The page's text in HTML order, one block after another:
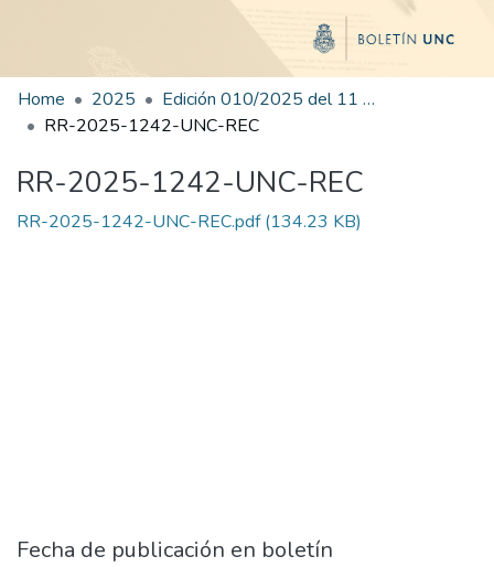
Home 2025
Edición 010/2025 del 11 de julio de 2025
RR-2025-1242-UNC-REC
RR-2025-1242-UNC-REC
RR-2025-1242-UNC-REC.pdf(134.23 KB)
Fecha de publicación en boletín